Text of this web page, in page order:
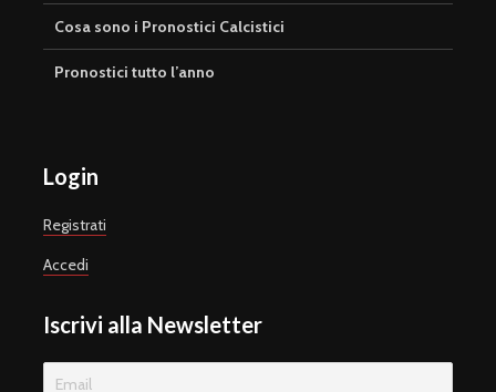
Cosa sono i Pronostici Calcistici
Pronostici tutto l’anno
Login
Registrati
Accedi
Iscrivi alla Newsletter